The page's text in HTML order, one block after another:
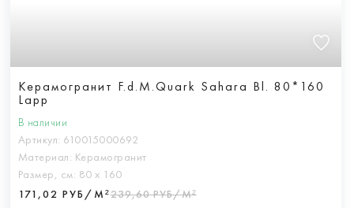
Керамогранит F.d.M.Quark Sahara Bl. 80*160
Lapp
В наличии
Артикул: 610015000692
Материал: Керамогранит
Размер, см: 80 х 160
171,02 РУБ/М²239,60 РУБ/М²